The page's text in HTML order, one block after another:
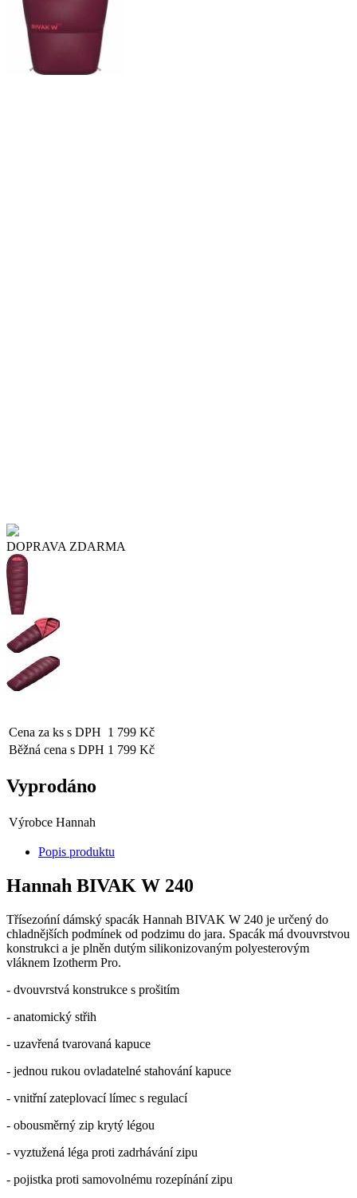
DOPRAVA ZDARMA
Cena za ks s DPH 1 799 Kč
Běžná cena s DPH 1 799 Kč
Vyprodáno
Výrobce Hannah
Popis produktu
Hannah BIVAK W 240
Třísezońní dámský spacák Hannah BIVAK W 240 je určený do
chladnějších podmínek od podzimu do jara. Spacák má dvouvrstvou
konstrukci a je plněn dutým silikonizovaným polyesterovým
vláknem Izotherm Pro.
- dvouvrstvá konstrukce s prošitím
- anatomický střih
- uzavřená tvarovaná kapuce
- jednou rukou ovladatelné stahování kapuce
- vnitřní zateplovací límec s regulací
- obousměrný zip krytý légou
- vyztužená léga proti zadrhávání zipu
- pojistka proti samovolnému rozepínání zipu